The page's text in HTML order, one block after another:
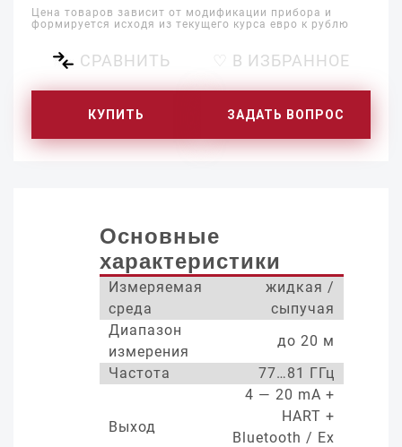
Цена товаров зависит от модификации прибора и
формируется исходя из текущего курса евро к рублю
СРАВНИТЬ ♡ В ИЗБРАННОЕ
КУПИТЬ ЗАДАТЬ ВОПРОС
Основные
характеристики
Измеряемая
среда
жидкая /
сыпучая
Диапазон
измерения
до 20 м
Частота
77…81 ГГц
Выход
4 — 20 mA +
HART +
Bluetooth / Ex